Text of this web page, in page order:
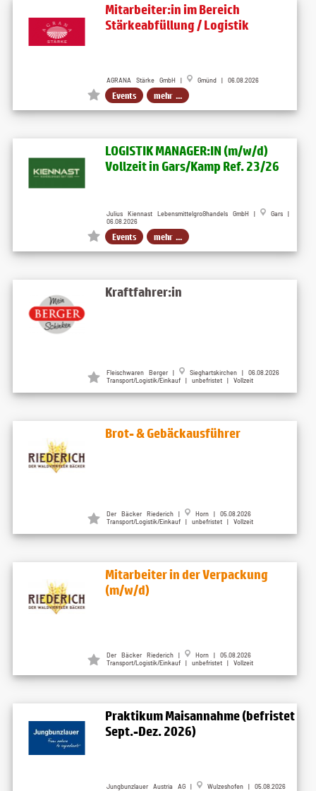
Mitarbeiter:in im Bereich
Stärkeabfüllung / Logistik
AGRANA Stärke GmbH | Gmünd | 06.08.2026
Events mehr ...
LOGISTIK MANAGER:IN (m/w/d)
Vollzeit in Gars/Kamp Ref. 23/26
Julius Kiennast Lebensmittelgroßhandels GmbH |
Gars |
06.08.2026
Events mehr ...
Kraftfahrer:in
Fleischwaren Berger |
Sieghartskirchen | 06.08.2026
Transport/Logistik/Einkauf | unbefristet | Vollzeit
Brot- & Gebäckausführer
Der Bäcker Riederich |
Horn | 05.08.2026
Transport/Logistik/Einkauf | unbefristet | Vollzeit
Mitarbeiter in der Verpackung
(m/w/d)
Der Bäcker Riederich |
Horn | 05.08.2026
Transport/Logistik/Einkauf | unbefristet | Vollzeit
Praktikum Maisannahme (befristet
Sept.-Dez. 2026)
Jungbunzlauer Austria AG | Wulzeshofen | 05.08.2026